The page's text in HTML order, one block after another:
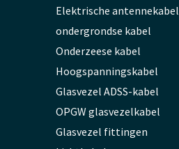
Elektrische antennekabel
ondergrondse kabel
Onderzeese kabel
Hoogspanningskabel
Glasvezel ADSS-kabel
OPGW glasvezelkabel
Glasvezel fittingen